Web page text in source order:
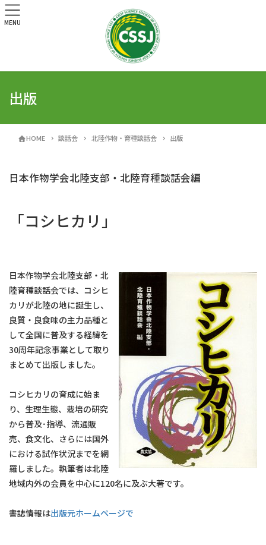
出版
HOME 談話会 北陸作物・育種談話会 出版
日本作物学会北陸支部・北陸育種談話会編
「コシヒカリ」
日本作物学会北陸支部・北
陸育種談話会では、コシヒ
カリが北陸の地に誕生し、
良質・良食味の主力品種と
して全国に普及する経緯を
30周年記念事業として取り
まとめて出版しました。
コシヒカリの育成に始ま
り、生理生態、栽培の研究
から普及･指導、流通販
売、食文化、さらには国外
における試作状況までを網
羅しました。執筆者は北陸
地域内外の会員を中心に120名に及ぶ大著です。
書誌情報は出版元ホームページで
MENU